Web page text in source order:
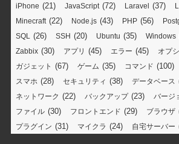
iPhone (21) JavaScript(72) Laravel (37)
Minecraft(22) Node.js (43) PHP (56)
SQL (26) SSH (20) Ubuntu (35) Windows
Zabbix (30) アプリ (45) エラー (45) オプ
ガジェット (67) ゲーム (35) コマンド (100)
スマホ (28) セキュリティ (38) データベース
ネットワーク (22) バックアップ(23) バージ
ファイル (30) フロントエンド (29) ブラウザ
プラグイン (31) マイクラ (24) 自宅サーバー